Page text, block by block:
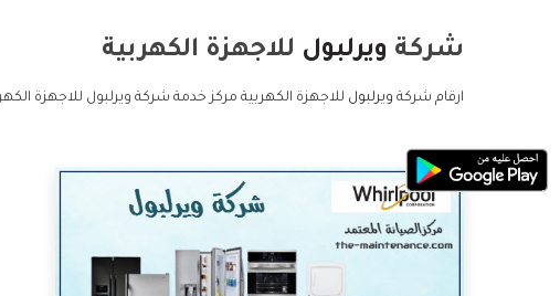
شركة ويرلبول للاجهزة الكهربية
ارقام شركة ويرلبول للاجهزة الكهربية مركز خدمة شركة ويرلبول للاجهزة